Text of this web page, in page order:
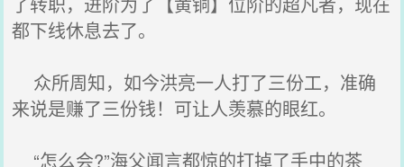
都下线休息去了。
众所周知，如今洪亮一人打了三份工，准确
来说是赚了三份钱！可让人羡慕的眼红。
“怎么会?”海父闻言都惊的打掉了手中的茶